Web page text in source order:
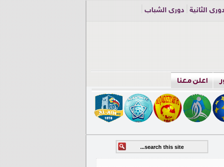
الثانية
دوري الشباب
اعلن معنا